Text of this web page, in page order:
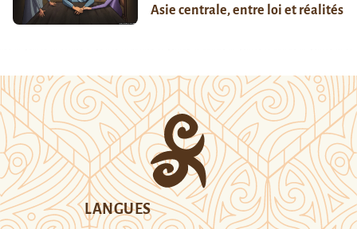
Asie centrale, entre loi et réalités
LANGUES